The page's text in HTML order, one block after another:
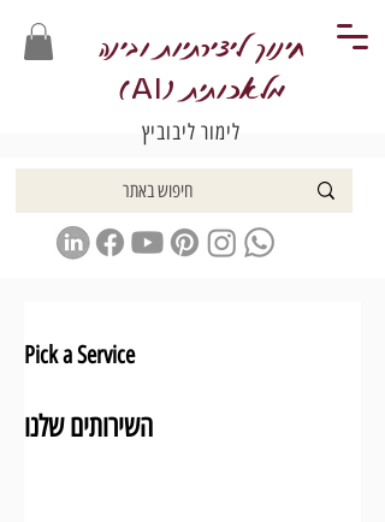
חינוך ליצירתיות ובינה
מלאכותית (AI
)
לימור ליבוביץ
Pick a Service
השירותים שלנו